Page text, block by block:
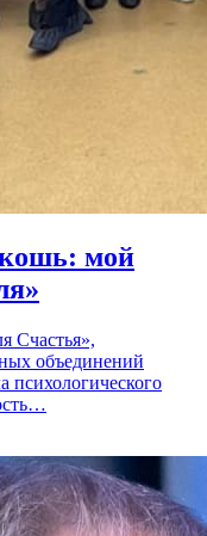
мой
Счастья»,
объединений
психологического